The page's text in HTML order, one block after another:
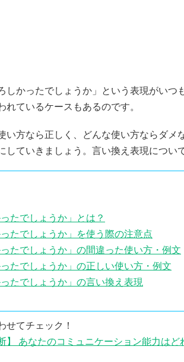
しかったでしょうか」という表現がいつ
れているケースもあるのです。
い方なら正しく、どんな使い方ならダメ
していきましょう。言い換え表現につい
ったでしょうか」とは？
ったでしょうか」を使う際の注意点
ったでしょうか」の間違った使い方・例文
ったでしょうか」の正しい使い方・例文
ったでしょうか」の言い換え表現
せてチェック！
】 あなたのコミュニケーション能力はど